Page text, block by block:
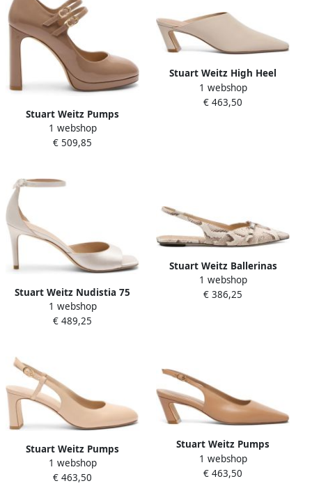
Stuart Weitz Pumps
1 webshop
€ 509,85
Stuart Weitz High Heel
Sandals
1 webshop
€ 463,50
Stuart Weitz Nudistia 75
Sandal
1 webshop
€ 489,25
Stuart Weitz Ballerinas
1 webshop
€ 386,25
Stuart Weitz Pumps
1 webshop
€ 463,50
Stuart Weitz Pumps
1 webshop
€ 463,50